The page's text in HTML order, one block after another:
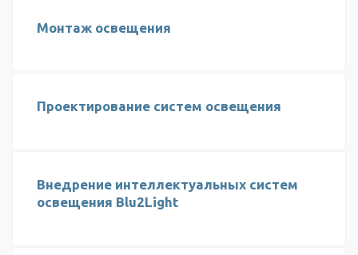
Монтаж освещения
Проектирование систем освещения
Внедрение интеллектуальных систем
освещения Blu2Light